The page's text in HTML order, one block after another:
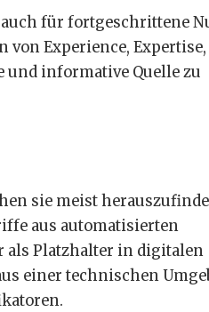
für fortgeschrittene
Experience, Expertise,
informative Quelle zu
sie meist
aus automatisierten
als Platzhalter in digitalen
einer technischen